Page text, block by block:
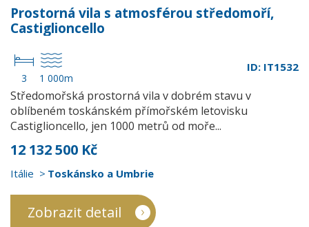
Prostorná vila s atmosférou středomoří,
Castiglioncello
3 1 000m
ID: IT1532
Středomořská prostorná vila v dobrém stavu v
oblíbeném toskánském přímořském letovisku
Castiglioncello, jen 1000 metrů od moře...
12 132 500 Kč
Itálie Toskánsko a Umbrie
Zobrazit detail